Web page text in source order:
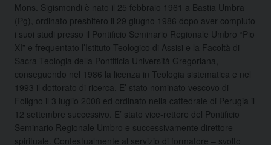
Mons. Sigismondi è nato il 25 febbraio 1961 a Bastia Umbra
(Pg), ordinato presbitero il 29 giugno 1986 dopo aver compiuto
i suoi studi presso il Pontificio Seminario Regionale Umbro “Pio
XI” e frequentato l’Istituto Teologico di Assisi e la Facoltà di
Sacra Teologia della Pontificia Università Gregoriana,
conseguendo nel 1986 la licenza in Teologia sistematica e nel
1993 il dottorato di ricerca. E’ stato nominato vescovo di
Foligno il 3 luglio 2008 ed ordinato nella cattedrale di Perugia il
12 settembre successivo. E’ stato vice-rettore del Pontificio
Seminario Regionale Umbro e successivamente direttore
spirituale. Contestualmente al servizio di formatore – svolto